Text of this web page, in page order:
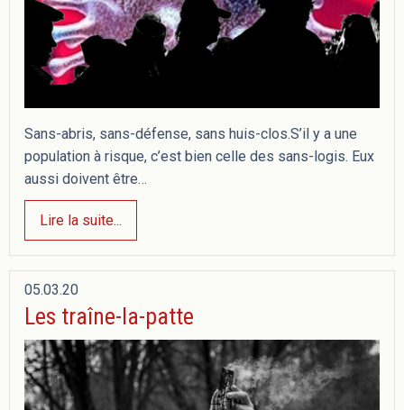
Sans-abris, sans-défense, sans huis-clos.S’il y a une
population à risque, c’est bien celle des sans-logis. Eux
aussi doivent être…
Lire la suite...
05.03.20
Les traîne-la-patte